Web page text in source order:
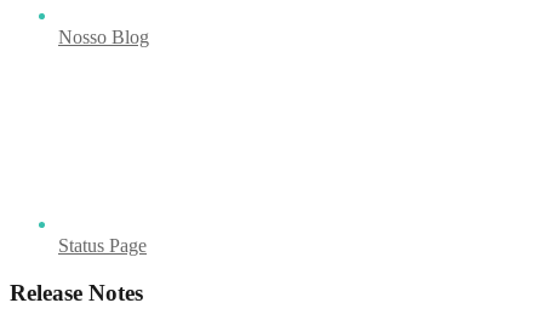
Nosso Blog
Status Page
Release Notes